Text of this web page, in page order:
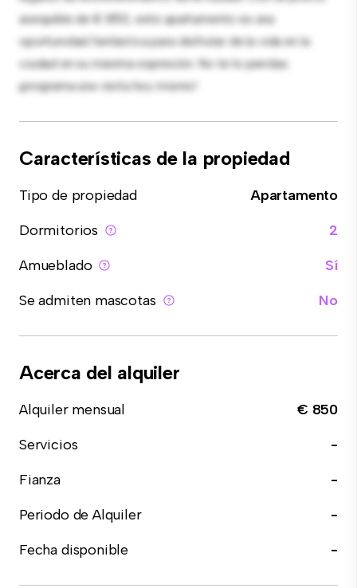
asequible de € 850, este apartamento es una
oportunidad fantástica para disfrutar de la vida en la
ciudad en su máxima expresión. No te lo pierdas:
¡programa una visita hoy mismo!
Características de la propiedad
Tipo de propiedad
Apartamento
Dormitorios
2
Amueblado
Sí
Se admiten mascotas
No
Acerca del alquiler
Alquiler mensual
€ 850
Servicios
-
Fianza
-
Periodo de Alquiler
-
Fecha disponible
-